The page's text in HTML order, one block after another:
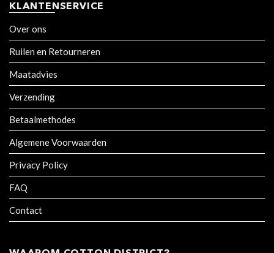
KLANTENSERVICE
Over ons
Ruilen en Retourneren
Maatadvies
Verzending
Betaalmethodes
Algemene Voorwaarden
Privacy Policy
FAQ
Contact